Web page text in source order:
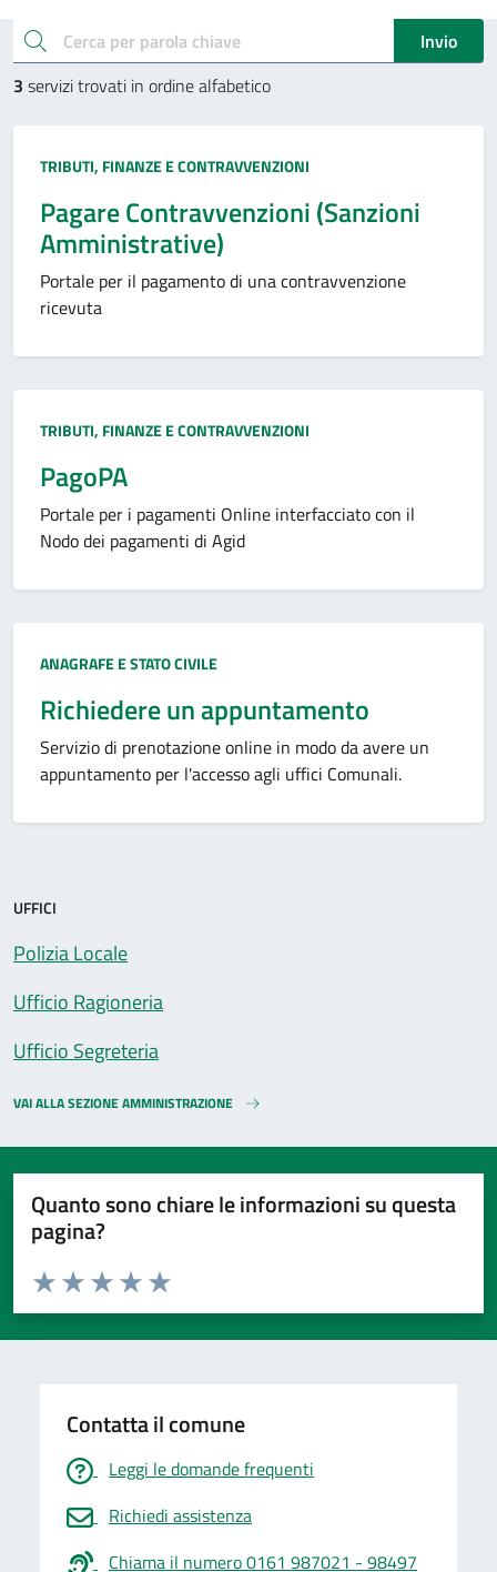
Esplora tutti i servizi
cerca
Invio
3 servizi trovati in ordine alfabetico
Categoria:
TRIBUTI, FINANZE E CONTRAVVENZIONI
Pagare Contravvenzioni (Sanzioni
Amministrative)
Portale per il pagamento di una contravvenzione
ricevuta
Categoria:
TRIBUTI, FINANZE E CONTRAVVENZIONI
PagoPA
Portale per i pagamenti Online interfacciato con il
Nodo dei pagamenti di Agid
Categoria:
ANAGRAFE E STATO CIVILE
Richiedere un appuntamento
Servizio di prenotazione online in modo da avere un
appuntamento per l'accesso agli uffici Comunali.
UFFICI
Polizia Locale
Ufficio Ragioneria
Ufficio Segreteria
VAI ALLA SEZIONE AMMINISTRAZIONE
Quanto sono chiare le informazioni su questa
pagina?
Valuta da 1 a 5 stelle la pagina
Valuta 5 stelle su 5
Valuta 4 stelle su 5
Valuta 3 stelle su 5
Valuta 2 stelle su 5
Valuta 1 stelle su 5
Contatta il comune
Leggi le domande frequenti
Richiedi assistenza
Chiama il numero 0161 987021 - 98497